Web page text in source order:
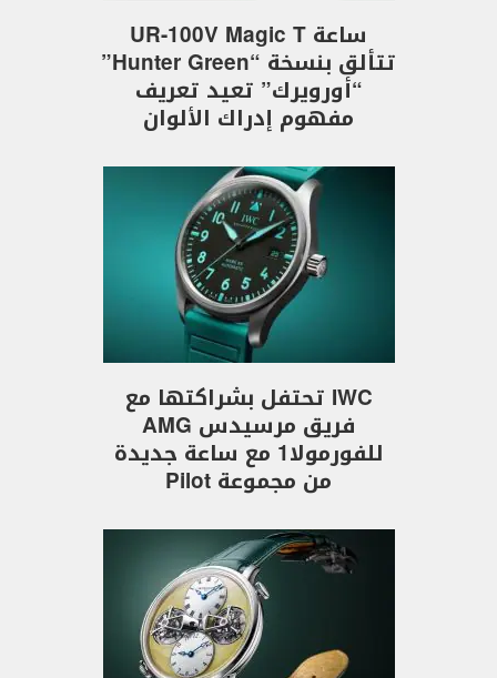
ساعة UR-100V Magic T
تتألق بنسخة “Hunter Green”
“أورويرك” تعيد تعريف
مفهوم إدراك الألوان
IWC تحتفل بشراكتها مع
فريق مرسيدس AMG
للفورمولا1 مع ساعة جديدة
من مجموعة Pilot